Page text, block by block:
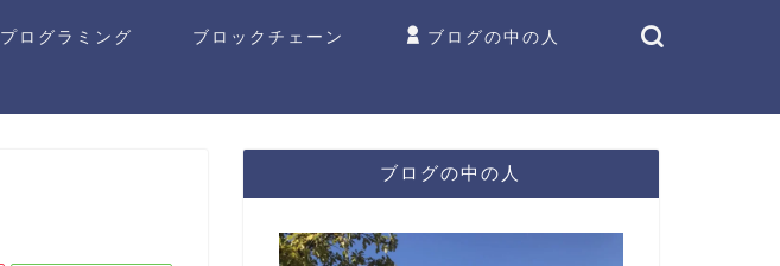
プログラミング ブロックチェーン ブログの中の人
ブログの中の人